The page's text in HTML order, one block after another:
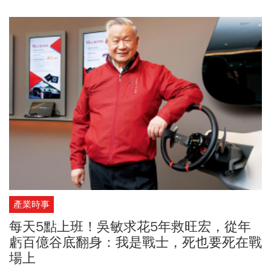
人均一平台教育基金會董事長兼執行長呂冠緯、成功大學機械工程
學系講座教授蔡明祺，以及彰化縣消防局隊員宋明哲。今天也特別
邀請台灣西門子總裁暨執行長艾瑋（Erdal Elver）與台達電子永續長
周志宏等產官學研專家代表參與論壇。
產業時事
每天5點上班！吳敏求花5年救旺宏，從年
虧百億谷底翻身：我是戰士，死也要死在戰
場上